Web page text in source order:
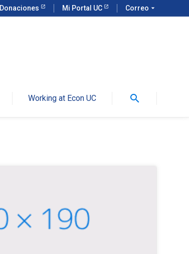
Donaciones Mi Portal UC Correo arrow_drop_down
Working at Econ UC search